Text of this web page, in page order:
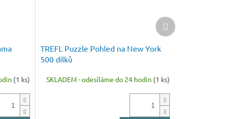
(1 ks)
TREFL Puzzle Pohled na New York
500 dílků
SKLADEM - odesíláme do 24 hodin (1 ks)
Další
produkt